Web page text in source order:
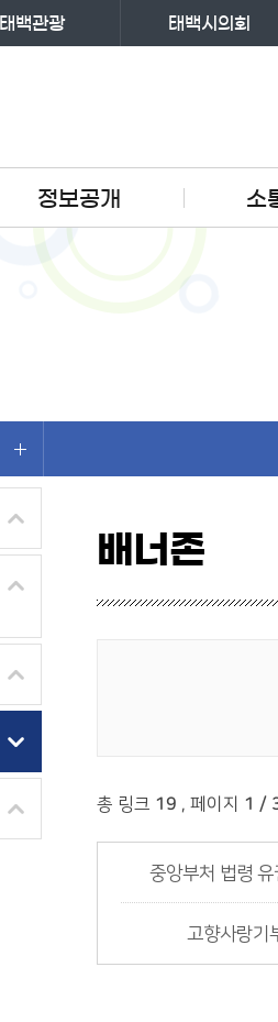
태백관광 태백시의회
정보공개 소
배너존
총 링크 19 , 페이지 1 /
중앙부처 법령 유
고향사랑기